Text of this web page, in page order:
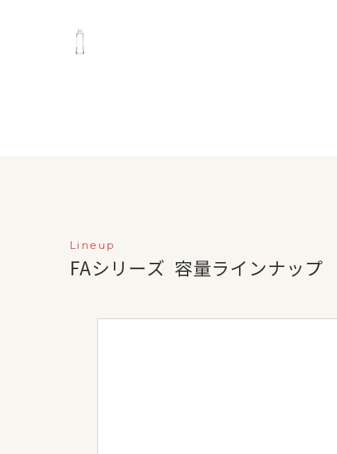
Lineup
FAシリーズ 容量ラインナップ